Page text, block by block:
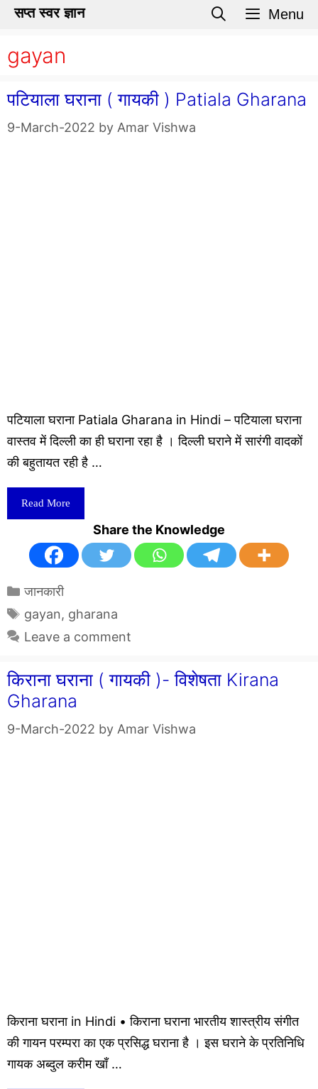
Skip
content
सप्त स्वर ज्ञान Menu
gayan
पटियाला घराना ( गायकी ) Patiala Gharana
9-March-2022 by Amar Vishwa
पटियाला घराना Patiala Gharana in Hindi – पटियाला घराना
वास्तव में दिल्ली का ही घराना रहा है । दिल्ली घराने में सारंगी वादकों
की बहुतायत रही है …
Read More
Share the Knowledge
Categories
जानकारी
Tags
gayan, gharana
Leave a comment
किराना घराना ( गायकी )- विशेषता Kirana
Gharana
9-March-2022 by Amar Vishwa
किराना घराना in Hindi • किराना घराना भारतीय शास्त्रीय संगीत
की गायन परम्परा का एक प्रसिद्ध घराना है । इस घराने के प्रतिनिधि
गायक अब्दुल करीम खाँ …